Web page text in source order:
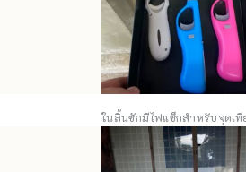
ในลิ้นชักมีไฟแช็กสำหรับจุดเ